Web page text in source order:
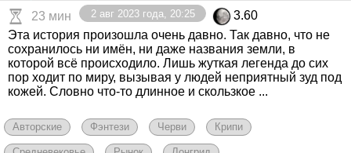
23 мин 2 авг 2023 года, 20:25
3.60
Эта история произошла очень давно. Так давно, что не
сохранилось ни имён, ни даже названия земли, в
которой всё происходило. Лишь жуткая легенда до сих
пор ходит по миру, вызывая у людей неприятный зуд под
кожей. Словно что-то длинное и скользкое ...
Авторские Фэнтези Черви Крипи